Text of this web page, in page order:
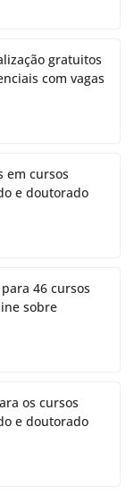
gratuitos
com vagas
em cursos
e doutorado
46 cursos
sobre
os cursos
e doutorado